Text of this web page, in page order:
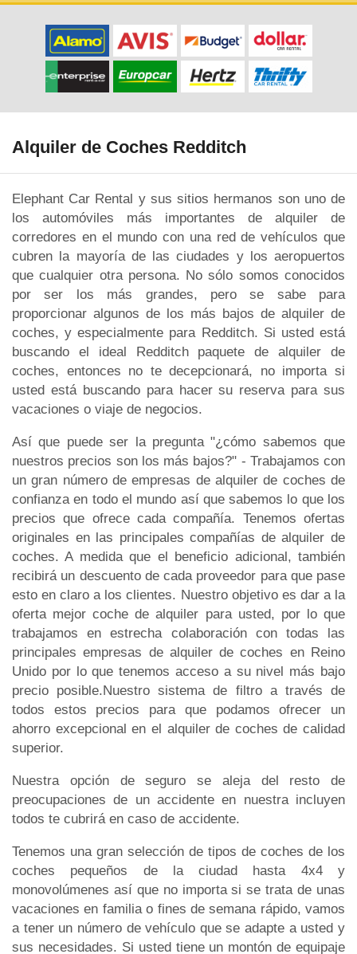
Alquiler de Coches Redditch
Elephant Car Rental y sus sitios hermanos son uno de
los automóviles más importantes de alquiler de
corredores en el mundo con una red de vehículos que
cubren la mayoría de las ciudades y los aeropuertos
que cualquier otra persona. No sólo somos conocidos
por ser los más grandes, pero se sabe para
proporcionar algunos de los más bajos de alquiler de
coches, y especialmente para Redditch. Si usted está
buscando el ideal Redditch paquete de alquiler de
coches, entonces no te decepcionará, no importa si
usted está buscando para hacer su reserva para sus
vacaciones o viaje de negocios.
Así que puede ser la pregunta "¿cómo sabemos que
nuestros precios son los más bajos?" - Trabajamos con
un gran número de empresas de alquiler de coches de
confianza en todo el mundo así que sabemos lo que los
precios que ofrece cada compañía. Tenemos ofertas
originales en las principales compañías de alquiler de
coches. A medida que el beneficio adicional, también
recibirá un descuento de cada proveedor para que pase
esto en claro a los clientes. Nuestro objetivo es dar a la
oferta mejor coche de alquiler para usted, por lo que
trabajamos en estrecha colaboración con todas las
principales empresas de alquiler de coches en Reino
Unido por lo que tenemos acceso a su nivel más bajo
precio posible.Nuestro sistema de filtro a través de
todos estos precios para que podamos ofrecer un
ahorro excepcional en el alquiler de coches de calidad
superior.
Nuestra opción de seguro se aleja del resto de
preocupaciones de un accidente en nuestra incluyen
todos te cubrirá en caso de accidente.
Tenemos una gran selección de tipos de coches de los
coches pequeños de la ciudad hasta 4x4 y
monovolúmenes así que no importa si se trata de unas
vacaciones en familia o fines de semana rápido, vamos
a tener un número de vehículo que se adapte a usted y
sus necesidades. Si usted tiene un montón de equipaje